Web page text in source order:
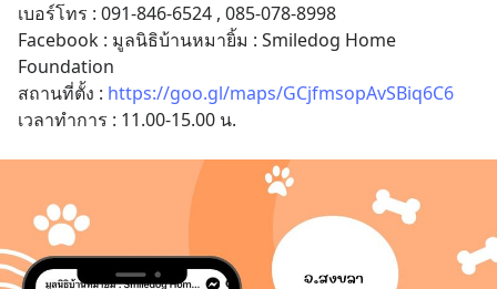
เบอร์โทร : 091-846-6524 , 085-078-8998
Facebook : มูลนิธิบ้านหมายิ้ม : Smiledog Home
Foundation
สถานที่ตั้ง : https://goo.gl/maps/GCjfmsopAvSBiq6C6
เวลาทำการ : 11.00-15.00 น.